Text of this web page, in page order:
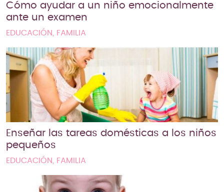
Cómo ayudar a un niño emocionalmente
ante un examen
EDUCACIÓN, FAMILIA
Enseñar las tareas domésticas a los niños
pequeños
EDUCACIÓN, FAMILIA